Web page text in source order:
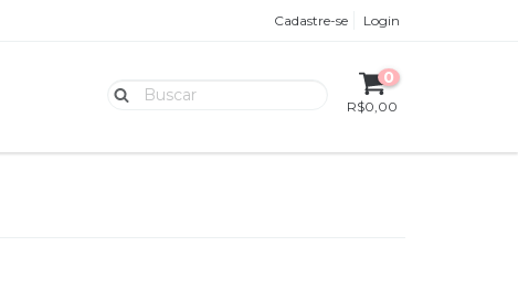
Cadastre-se Login
0
R$0,00